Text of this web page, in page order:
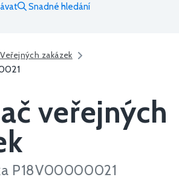
Snadné hledání
zakázek
veřejných
P18V00000021